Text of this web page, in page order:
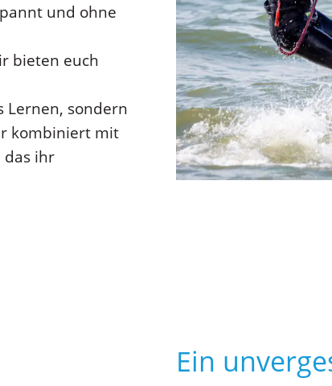
und ohne
bieten euch
Lernen, sondern
kombiniert mit
das ihr
Ein